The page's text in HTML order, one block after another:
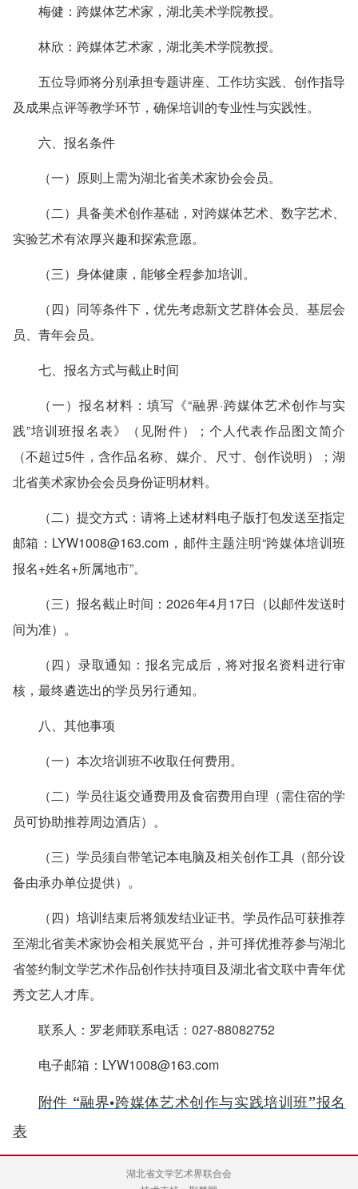
梅健：跨媒体艺术家，湖北美术学院教授。
林欣：跨媒体艺术家，湖北美术学院教授。
五位导师将分别承担专题讲座、工作坊实践、创作指导
及成果点评等教学环节，确保培训的专业性与实践性。
六、报名条件
（一）原则上需为湖北省美术家协会会员。
（二）具备美术创作基础，对跨媒体艺术、数字艺术、
实验艺术有浓厚兴趣和探索意愿。
（三）身体健康，能够全程参加培训。
（四）同等条件下，优先考虑新文艺群体会员、基层会
员、青年会员。
七、报名方式与截止时间
（一）报名材料：填写《“融界·跨媒体艺术创作与实
践”培训班报名表》（见附件）；个人代表作品图文简介
（不超过5件，含作品名称、媒介、尺寸、创作说明）；湖
北省美术家协会会员身份证明材料。
（二）提交方式：请将上述材料电子版打包发送至指定
邮箱：LYW1008@163.com，邮件主题注明“跨媒体培训班
报名+姓名+所属地市”。
（三）报名截止时间：2026年4月17日（以邮件发送时
间为准）。
（四）录取通知：报名完成后，将对报名资料进行审
核，最终遴选出的学员另行通知。
八、其他事项
（一）本次培训班不收取任何费用。
（二）学员往返交通费用及食宿费用自理（需住宿的学
员可协助推荐周边酒店）。
（三）学员须自带笔记本电脑及相关创作工具（部分设
备由承办单位提供）。
（四）培训结束后将颁发结业证书。学员作品可获推荐
至湖北省美术家协会相关展览平台，并可择优推荐参与湖北
省签约制文学艺术作品创作扶持项目及湖北省文联中青年优
秀文艺人才库。
联系人：罗老师联系电话：027-88082752
电子邮箱：LYW1008@163.com
附件 “融界•跨媒体艺术创作与实践培训班”报名
表
湖北省文学艺术界联合会